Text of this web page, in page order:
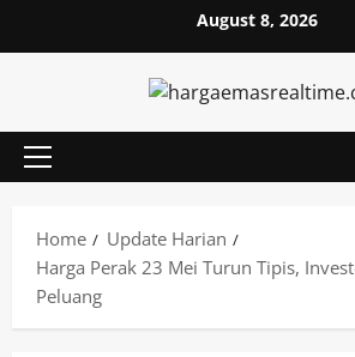
August 8, 2026
Primary
Home
Update Harian
Harga Perak 23 Mei Turun Tipis,
Peluang